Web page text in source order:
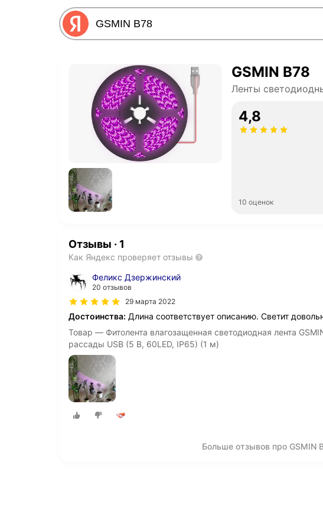
GSMIN B78
Ленты
4,8
10 оценок
Отзывы · 1
Как Яндекс проверяет отзывы
Феликс Дзержинский
20 отзывов
29 марта 2022
Достоинства: Длина соответствует описанию. Светит
Товар — Фитолента влагозащенная светодиодная лента
рассады USB (5 В, 60LED, IP65) (1 м)
Больше отзывов про GSMIN